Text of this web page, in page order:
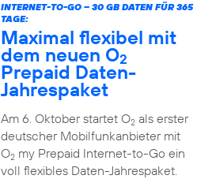
INTERNET-TO-GO – 30 GB DATEN FÜR 365
TAGE:
Maximal flexibel mit
dem neuen O2
Prepaid Daten-
Jahrespaket
Am 6. Oktober startet O2als erster
deutscher Mobilfunkanbieter mit
O2my Prepaid Internet-to-Go ein
voll flexibles Daten-Jahrespaket.